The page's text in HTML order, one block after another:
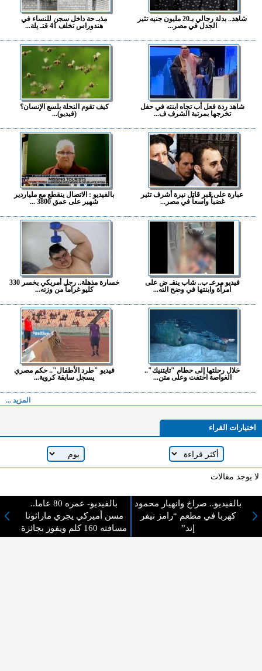
شاهد.. بدلة رجالي بـ20 مليون جنيه تثير
الجدل في مصر...
مذبـ حة داخل سجن للنساء في
هندوراس تخلف 41 قتـ يلة...
شاهد ردة فعل أب تجاه ابنته في حفل
تخرجها بمرتبة الشرف ف...
كيف تقوم النحلة بلسع الإنسان؟
(فيديو)...
عبارة على قبر قاتل نيرة أشرف تثير
غضباً واسعاً في مصر...
بالفيديو : الاتصال ينقطع مع ملياردير
شهير على عمق 3800 ...
فيديو مرعـ ب.. شاب ينقـ ض على
امرأة وابنتها في وضح النه...
خسارة مذهلة.. رجل أمريكي يخسر 330
كليو غراماً من وزنه...
خلال رحلتها إلى حطام "تايتنيك"..
الغواصة اختفت وعلى متن...
فيديو "طرد الأطفال".. حكم مصري
يسجل سابقة كروية...
المزيد ...
اختيارات القراء
لا يوجد مقالات
بالفيديو.. صراخ وانهيار محمود
كهربا في مطعم “رامز نيفر
إند”
بالفيديو- عمره 80 عاما..
مسن أميركي يجري ماراثونا
مسافته 160 كلم ويفوز بجائزة
لا مانع من الإقتباس وإعادة النشر شريط ذكر المصدر ( المدينة نيوز ) - الآراء والتعليقات
المنشورة تعبر عن رأي أصحابها فقط